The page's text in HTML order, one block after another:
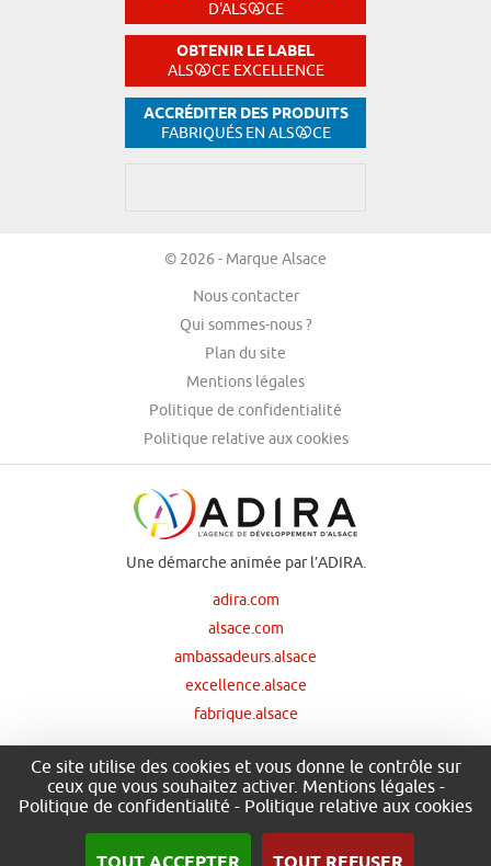
D'ALS CE
OBTENIR LE LABEL
ALS CE EXCELLENCE
ACCRÉDITER DES PRODUITS
FABRIQUÉS EN ALS CE
© 2026 - Marque Alsace
Nous contacter
Qui sommes-nous ?
Plan du site
Mentions légales
Politique de confidentialité
Politique relative aux cookies
Une démarche animée par l’ADIRA.
adira.com
alsace.com
ambassadeurs.alsace
excellence.alsace
fabrique.alsace
Nos principaux financeurs
Ce site utilise des cookies et vous donne le contrôle sur
ceux que vous souhaitez activer. Mentions légales-
Politique de confidentialité - Politique relative aux cookies